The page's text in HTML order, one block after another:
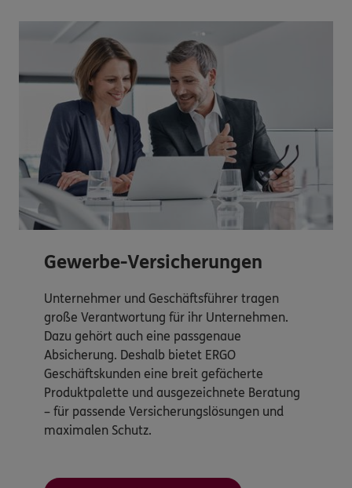
Gewerbe-Versicherungen
Unternehmer und Geschäftsführer tragen
große Verantwortung für ihr Unternehmen.
Dazu gehört auch eine passgenaue
Absicherung. Deshalb bietet ERGO
Geschäftskunden eine breit gefächerte
Produktpalette und ausgezeichnete Beratung
– für passende Versicherungslösungen und
maximalen Schutz.